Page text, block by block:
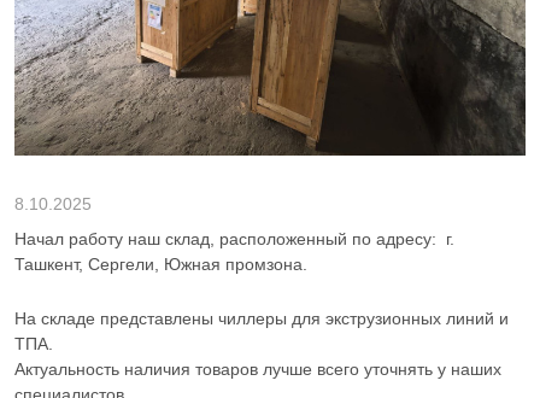
8.10.2025
Начал работу наш склад, расположенный по адресу: г.
Ташкент, Сергели, Южная промзона.
На складе представлены чиллеры для экструзионных линий и
ТПА.
Актуальность наличия товаров лучше всего уточнять у наших